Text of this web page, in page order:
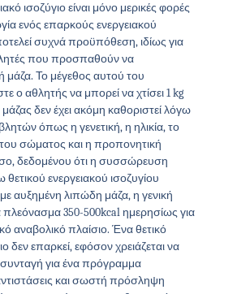
ισοζύγιο είναι μόνο μερικές φορές
ενός επαρκούς ενεργειακού
συχνά προϋπόθεση, ιδίως για
που προσπαθούν να
μάζα. Το μέγεθος αυτού του
ο αθλητής να μπορεί να χτίσει 1 kg
μάζας δεν έχει ακόμη καθοριστεί λόγω
όπως η γενετική, η ηλικία, το
σώματος και η προπονητική
δεδομένου ότι η συσσώρευση
ενεργειακού ισοζυγίου
αυξημένη λιπώδη μάζα, η γενική
πλεόνασμα 350-500kcal ημερησίως για
αναβολικό πλαίσιο. Ένα θετικό
δεν επαρκεί, εφόσον χρειάζεται να
για ένα πρόγραμμα
και σωστή πρόσληψη